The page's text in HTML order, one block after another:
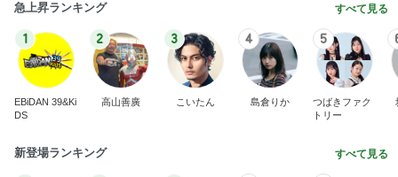
急上昇ランキング すべて見る
1
EBiDAN 39&Ki
DS
2
高山善廣
3
こいたん
4
島倉りか
5
つばきファク
トリー
新登場ランキング すべて見る